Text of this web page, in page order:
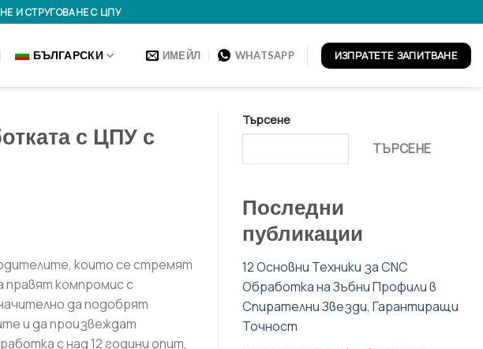
И СТРУГОВАНЕ С ЦПУ
БЪЛГАРСКИ ИМЕЙЛ WHATSAPP ИЗПРАТЕТЕ ЗАПИТВАНЕ
с ЦПУ с
които се стремят
правят компромис с
да подобрят
и да произвеждат
с над 12 години опит,
Търсене
ТЪРСЕНЕ
Последни
публикации
12 Основни Техники за CNC
Обработка на Зъбни Профили в
Спирателни Звезди, Гарантиращи
Точност